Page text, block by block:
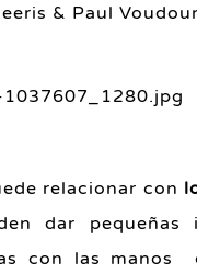
& Paul
relacionar con
dar pequeñas
con las manos